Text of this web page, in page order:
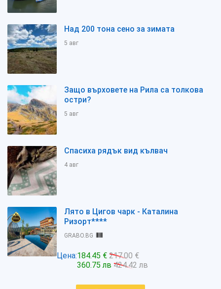
Над 200 тона сено за зимата
5 авг
Защо върховете на Рила са толкова
остри?
5 авг
Спасиха рядък вид кълвач
4 авг
Лято в Цигов чарк - Каталина
Ризорт****
GRABO.BG
Цена:184.45 € 217.00 €
360.75 лв 424.42 лв